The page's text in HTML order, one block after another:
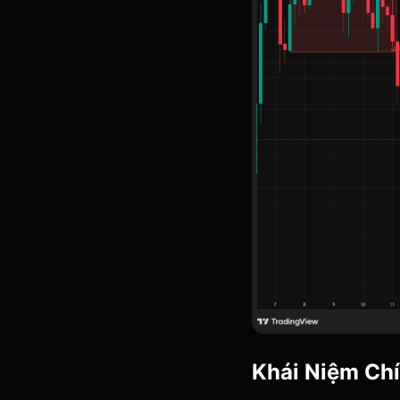
Khái Niệm